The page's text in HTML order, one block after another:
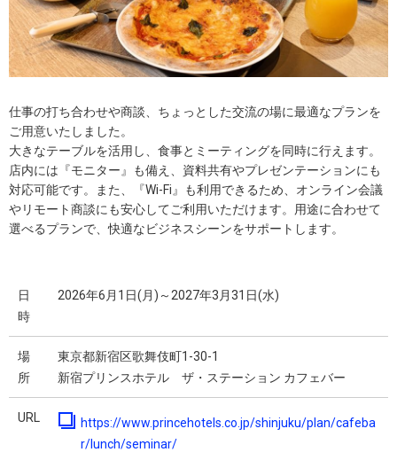
仕事の打ち合わせや商談、ちょっとした交流の場に最適なプランを
ご用意いたしました。
大きなテーブルを活用し、食事とミーティングを同時に行えます。
店内には『モニター』も備え、資料共有やプレゼンテーションにも
対応可能です。また、『Wi-Fi』も利用できるため、オンライン会議
やリモート商談にも安心してご利用いただけます。用途に合わせて
選べるプランで、快適なビジネスシーンをサポートします。
日
時
2026年6月1日(月)～2027年3月31日(水)
場
所
東京都新宿区歌舞伎町1-30-1
新宿プリンスホテル ザ・ステーション カフェバー
URL
https://www.princehotels.co.jp/shinjuku/plan/cafeba
r/lunch/seminar/